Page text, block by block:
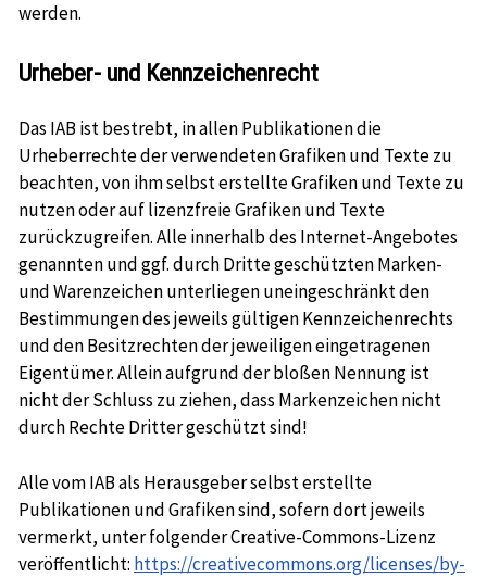
werden.
Urheber- und Kennzeichenrecht
Das IAB ist bestrebt, in allen Publikationen die
Urheberrechte der verwendeten Grafiken und Texte zu
beachten, von ihm selbst erstellte Grafiken und Texte zu
nutzen oder auf lizenzfreie Grafiken und Texte
zurückzugreifen. Alle innerhalb des Internet-Angebotes
genannten und ggf. durch Dritte geschützten Marken-
und Warenzeichen unterliegen uneingeschränkt den
Bestimmungen des jeweils gültigen Kennzeichenrechts
und den Besitzrechten der jeweiligen eingetragenen
Eigentümer. Allein aufgrund der bloßen Nennung ist
nicht der Schluss zu ziehen, dass Markenzeichen nicht
durch Rechte Dritter geschützt sind!
Alle vom IAB als Herausgeber selbst erstellte
Publikationen und Grafiken sind, sofern dort jeweils
vermerkt, unter folgender Creative-Commons-Lizenz
veröffentlicht: https://creativecommons.org/licenses/by-